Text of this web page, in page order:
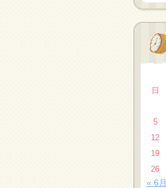
日
5
12
19
26
« 6月